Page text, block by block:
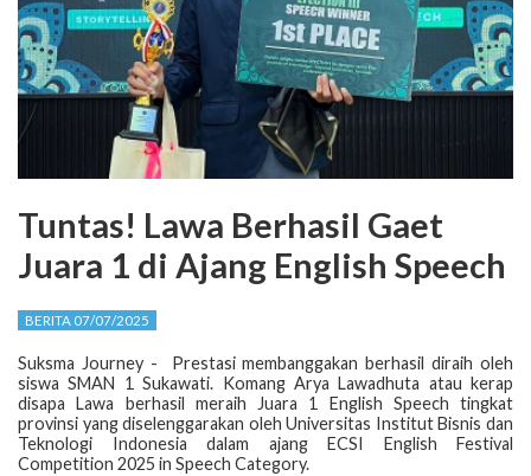
Tuntas! Lawa Berhasil Gaet
Juara 1 di Ajang English Speech
BERITA 07/07/2025
Suksma Journey - Prestasi membanggakan berhasil diraih oleh
siswa SMAN 1 Sukawati. Komang Arya Lawadhuta atau kerap
disapa Lawa berhasil meraih Juara 1 English Speech tingkat
provinsi yang diselenggarakan oleh Universitas Institut Bisnis dan
Teknologi Indonesia dalam ajang ECSI English Festival
Competition 2025 in Speech Category.